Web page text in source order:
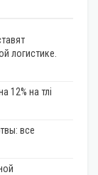
логистике.
12% на тлі
все